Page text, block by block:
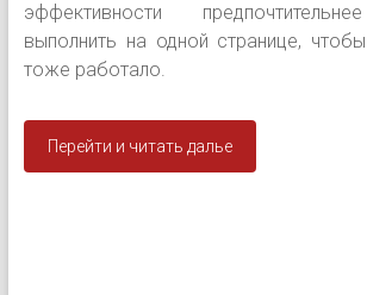
эффективности
выполнить на одной странице,
тоже работало.
Перейти и читать далье